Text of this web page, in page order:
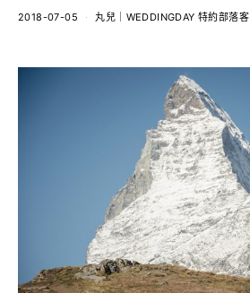
2018-07-05 丸兒｜WEDDINGDAY 特約部落客